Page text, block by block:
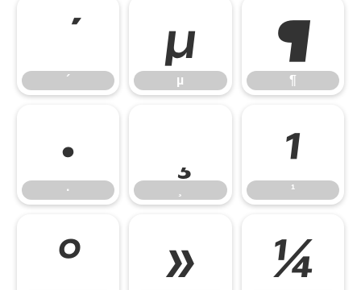
´
µ
µ
¶
¶
·
·
¹
¹
º » ¼